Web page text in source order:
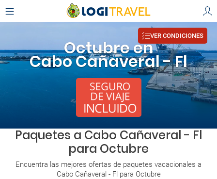
Octubre en
Cabo Cañaveral - Fl
VER CONDICIONES
Paquetes a Cabo Cañaveral - Fl
para Octubre
Encuentra las mejores ofertas de paquetes vacacionales a
Cabo Cañaveral - Fl para Octubre